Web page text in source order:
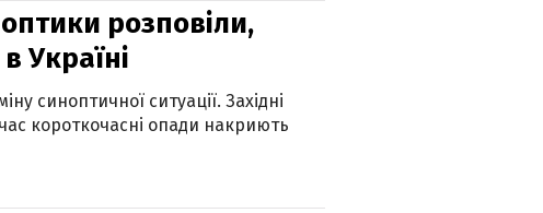
розповіли,
Україні
синоптичної ситуації. Західні
короткочасні опади накриють